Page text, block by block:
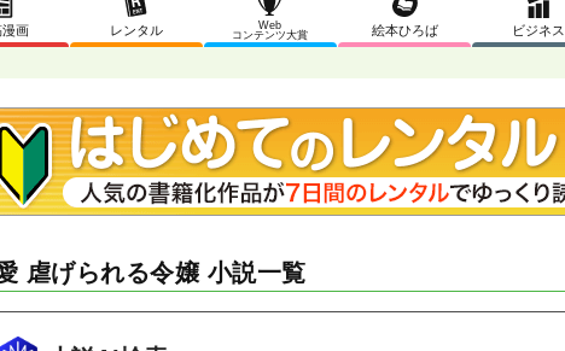
画 レンタル
Web
コンテンツ大賞
絵本ひろば ビジネス
虐げられる令嬢 小説一覧